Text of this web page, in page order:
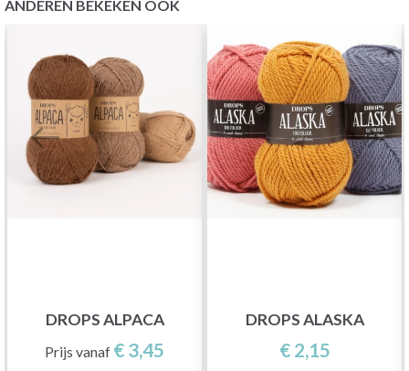
ANDEREN BEKEKEN OOK
DROPS ALPACA
Prijs vanaf € 3,45
DROPS ALASKA
€ 2,15